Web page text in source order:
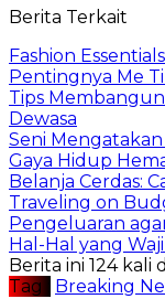
Berita Terkait
Fashion
Pentingnya Me
Tips
Dewasa
Seni Mengatakan
Gaya Hidup
Belanja Cerdas:
Traveling on
Pengeluaran
Hal-Hal yang
Berita ini 124 kali
Tag :
Breaking